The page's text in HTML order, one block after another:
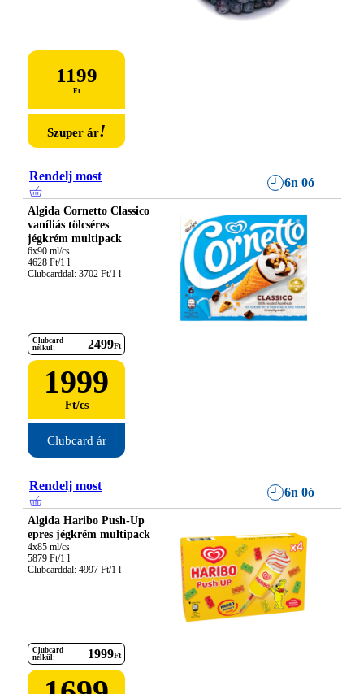
1199
Ft
Szuper ár!
Rendelj most 6n 0ó
Algida Cornetto Classico
vaníliás tölcséres
jégkrém multipack
6x90 ml/cs
4628 Ft/1 l
Clubcarddal: 3702 Ft/1 l
Clubcard
nélkül:
2499Ft
1999
Ft/cs
Clubcard ár
Rendelj most 6n 0ó
Algida Haribo Push-Up
epres jégkrém multipack
4x85 ml/cs
5879 Ft/1 l
Clubcarddal: 4997 Ft/1 l
Clubcard
nélkül:
1999Ft